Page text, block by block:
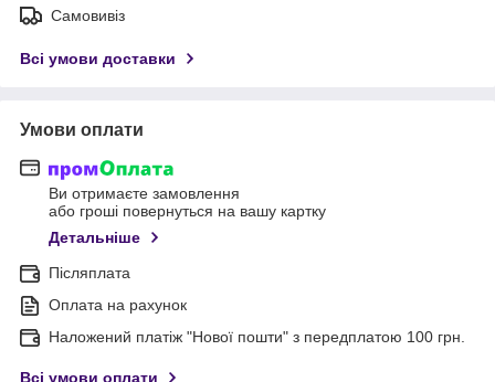
Самовивіз
Всі умови доставки
Умови оплати
Ви отримаєте замовлення
або гроші повернуться на вашу картку
Детальніше
Післяплата
Оплата на рахунок
Наложений платіж "Нової пошти" з передплатою 100 грн.
Всі умови оплати